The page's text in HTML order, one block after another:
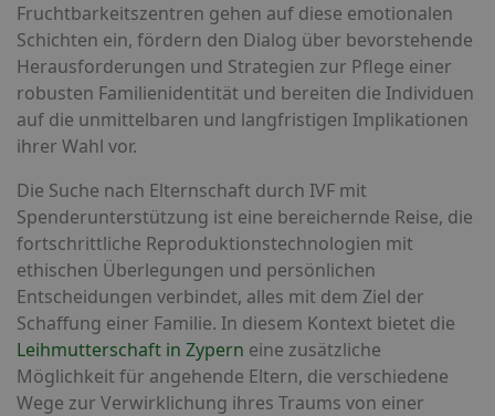
Fruchtbarkeitszentren gehen auf diese emotionalen
Schichten ein, fördern den Dialog über bevorstehende
Herausforderungen und Strategien zur Pflege einer
robusten Familienidentität und bereiten die Individuen
auf die unmittelbaren und langfristigen Implikationen
ihrer Wahl vor.
Die Suche nach Elternschaft durch IVF mit
Spenderunterstützung ist eine bereichernde Reise, die
fortschrittliche Reproduktionstechnologien mit
ethischen Überlegungen und persönlichen
Entscheidungen verbindet, alles mit dem Ziel der
Schaffung einer Familie. In diesem Kontext bietet die
Leihmutterschaft in Zypern eine zusätzliche
Möglichkeit für angehende Eltern, die verschiedene
Wege zur Verwirklichung ihres Traums von einer